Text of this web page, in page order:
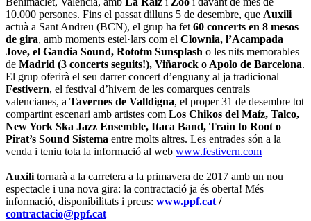
10.000 persones. Fins el passat dilluns 5 de desembre, que Auxili
actuà a Sant Andreu (BCN), el grup ha fet60 concerts en 8 mesos
de gira, amb moments estel·lars com el Clownia, l’Acampada
Jove, el Gandia Sound, Rototm Sunsplash o les nits memorables
de Madrid (3 concerts seguits!), Viñarock o Apolo de Barcelona.
El grup oferirà el seu darrer concert d’enguany al ja tradicional
Festivern, el festival d’hivern de les comarques centrals
valencianes, a Tavernes de Valldigna, el proper 31 de desembre tot
compartint escenari amb artistes com Los Chikos del Maíz, Talco,
New York Ska Jazz Ensemble, Itaca Band, Train to Root o
Pirat’s Sound Sistema entre molts altres. Les entrades són a la
venda i teniu tota la informació al web www.festivern.com
Auxilitornarà a la carretera a la primavera de 2017 amb un nou
espectacle i una nova gira: la contractació ja és oberta! Més
informació, disponibilitats i preus: www.ppf.cat/
contractacio@ppf.cat